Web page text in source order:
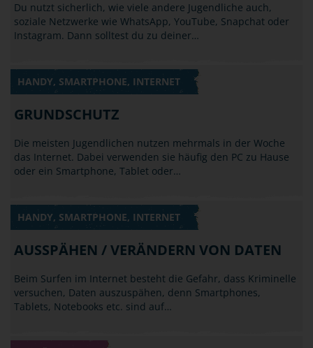
Du nutzt sicherlich, wie viele andere Jugendliche auch,
soziale Netzwerke wie WhatsApp, YouTube, Snapchat oder
Instagram. Dann solltest du zu deiner…
HANDY, SMARTPHONE, INTERNET
GRUNDSCHUTZ
Die meisten Jugendlichen nutzen mehrmals in der Woche
das Internet. Dabei verwenden sie häufig den PC zu Hause
oder ein Smartphone, Tablet oder…
HANDY, SMARTPHONE, INTERNET
AUSSPÄHEN / VERÄNDERN VON DATEN
Beim Surfen im Internet besteht die Gefahr, dass Kriminelle
versuchen, Daten auszuspähen, denn Smartphones,
Tablets, Notebooks etc. sind auf…